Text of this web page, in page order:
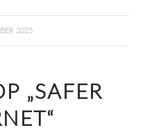
2025
„SAFER